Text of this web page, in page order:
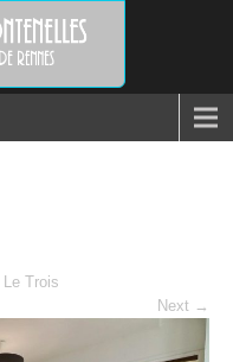
Le Trois
Next →